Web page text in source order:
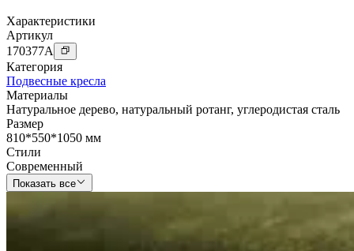
Характеристики
Артикул
170377A
Категория
Подвесные кресла
Материалы
Натуральное дерево, натуральный ротанг, углеродистая сталь
Размер
810*550*1050 мм
Стили
Современный
Показать все